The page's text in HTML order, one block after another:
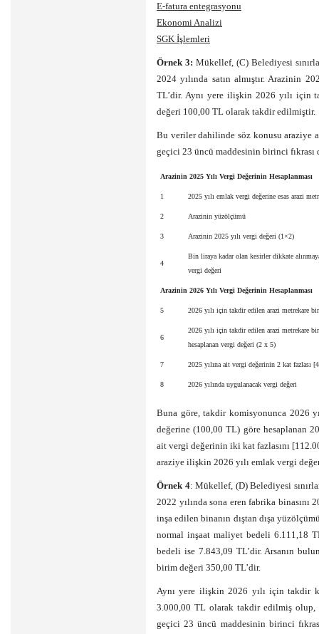
E-fatura entegrasyonu
Ekonomi Analizi
SGK İşlemleri
Örnek 3: Mükellef, (C) Belediyesi
2024 yılında satın almıştır. Arazinin
TL’dir. Aynı yere ilişkin 2026 yılı için
değeri 100,00 TL olarak takdir edilmiştir.
Bu veriler dahilinde söz konusu araziye
geçici 23 üncü maddesinin birinci fıkrası
Arazinin 2025 Yılı Vergi Değerinin Hesaplanması
1 2025 yılı emlak vergi değerine esas arazi
2 Arazinin yüzölçümü
3 Arazinin 2025 yılı vergi değeri (1×2)
4
Bin liraya kadar olan kesirler dikkate
vergi değeri
Arazinin 2026 Yılı Vergi Değerinin Hesaplanması
5 2026 yılı için takdir edilen arazi metrekare
6
2026 yılı için takdir edilen arazi metrekare
hesaplanan vergi değeri (2 x 5)
7 2025 yılına ait vergi değerinin 2 kat fazlası
8 2026 yılında uygulanacak vergi değeri
Buna göre, takdir komisyonunca 2026
değerine (100,00 TL) göre hesaplanan
ait vergi değerinin iki kat fazlasını
araziye ilişkin 2026 yılı emlak vergi
Örnek 4: Mükellef, (D) Belediyesi
2022 yılında sona eren fabrika binasını
inşa edilen binanın dıştan dışa
normal inşaat maliyet bedeli 6.111,18
bedeli ise 7.843,09 TL’dir. Arsanın
birim değeri 350,00 TL’dir.
Aynı yere ilişkin 2026 yılı için takdir
3.000,00 TL olarak takdir edilmiş olup,
geçici 23 üncü maddesinin birinci